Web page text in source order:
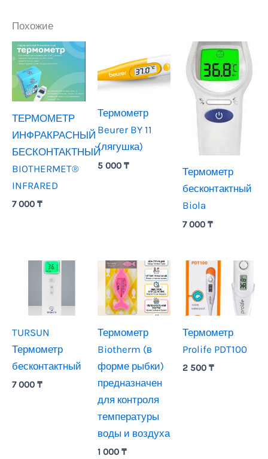
Похожие
ТЕРМОМЕТР
ИНФРАКРАСНЫЙ
БЕСКОНТАКТНЫЙ
BIOTHERMET®
INFRARED
7 000 ₸
Термометр
Beurer BY 11
(лягушка)
5 000 ₸
Термометр
бесконтактный
Biola
7 000₸
TURSUN
Термометр
бесконтактный
7 000 ₸
Термометр
Biotherm (в
форме рыбки)
предназначен
для контроля
температуры
воды и воздуха
1 000 ₸
Термометр
Prolife PDT100
2 500₸